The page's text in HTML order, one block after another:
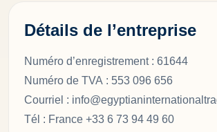
Détails de l’entreprise
Numéro d’enregistrement : 61644
Numéro de TVA : 553 096 656
Courriel :
Tél : France +33 6 73 94 49 60